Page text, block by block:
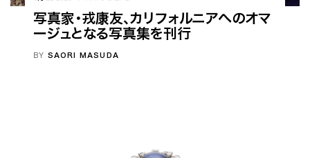
写真家・戎康友、カリフォルニアへのオマ
ージュとなる写真集を刊行
BY SAORI MASUDA